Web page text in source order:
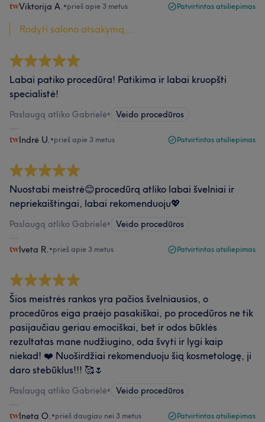
Viktorija A. •prieš apie 3 metus Patvirtintas atsiliepimas
Rodyti salono atsakymą...
Labai patiko procedūra! Patikima ir labai kruopšti
specialistė!
Paslaugą atliko Gabrielė• Veido procedūros
Indrė U. •prieš apie 3 metus Patvirtintas atsiliepimas
Nuostabi meistrė😊procedūrą atliko labai švelniai ir
nepriekaištingai, labai rekomenduoju💖
Paslaugą atliko Gabrielė• Veido procedūros
Iveta R. •prieš apie 3 metus Patvirtintas atsiliepimas
Šios meistrės rankos yra pačios švelniausios, o
procedūros eiga praėjo pasakiškai, po procedūros ne tik
pasijaučiau geriau emociškai, bet ir odos būklės
rezultatas mane nudžiugino, oda švyti ir lygi kaip
niekad! ❤️ Nuoširdžiai rekomenduoju šią kosmetologę, ji
daro stebūklus!!! 🥰🌷
Paslaugą atliko Gabrielė• Veido procedūros
Ineta O. •prieš daugiau nei 3 metus Patvirtintas atsiliepimas